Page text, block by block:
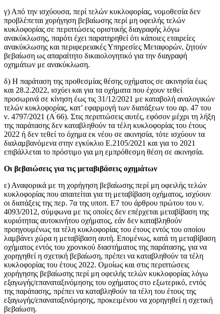
γ) Από την ισχύουσα, περί τελών κυκλοφορίας, νομοθεσία δεν
προβλέπεται χορήγηση βεβαίωσης περί μη οφειλής τελών
κυκλοφορίας σε περιπτώσεις οριστικής διαγραφής λόγω
ανακύκλωσης, παρότι έχει παρατηρηθεί ότι κάποιες εταιρείες
ανακύκλωσης και περιφερειακές Υπηρεσίες Μεταφορών, ζητούν
βεβαίωση ως απαραίτητο δικαιολογητικό για την διαγραφή
οχημάτων με ανακύκλωση.
δ) Η παράταση της προθεσμίας θέσης οχήματος σε ακινησία έως
και 28.2.2022, ισχύει και για τα οχήματα που έχουν τεθεί
προσωρινά σε κίνηση έως τις 31/12/2021 με καταβολή αναλογικών
τελών κυκλοφορίας, κατ’ εφαρμογή των διατάξεων του αρ. 47 του
ν. 4797/2021 (Α ́66). Στις περιπτώσεις αυτές, εφόσον μέχρι τη λήξη
της παράτασης δεν καταβληθούν τα τέλη κυκλοφορίας του έτους
2022 ή δεν τεθεί το όχημα εκ νέου σε ακινησία, τότε ισχύουν τα
διαλαμβανόμενα στην εγκύκλιο Ε.2105/2021 και για το 2021
επιβάλλεται το πρόστιμο για μη εμπρόθεσμη θέση σε ακινησία.
Οι βεβαιώσεις για τις μεταβιβάσεις οχημάτων
ε) Αναφορικά με τη χορήγηση βεβαίωσης περί μη οφειλής τελών
κυκλοφορίας που απαιτείται για τη μεταβίβαση οχήματος, ισχύουν
οι διατάξεις της περ. 7α της υποπ. Ε7 του άρθρου πρώτου του ν.
4093/2012, σύμφωνα με τις οποίες δεν επέρχεται μεταβίβαση της
κυριότητας αυτοκινήτου οχήματος, εάν δεν καταβληθούν
προηγουμένως τα τέλη κυκλοφορίας του έτους εντός του οποίου
λαμβάνει χώρα η μεταβίβαση αυτή. Επομένως, κατά τη μεταβίβαση
οχήματος εντός του χρονικού διαστήματος της παράτασης, για να
χορηγηθεί η σχετική βεβαίωση, πρέπει να καταβληθούν τα τέλη
κυκλοφορίας του έτους 2022. Ομοίως και στις περιπτώσεις
χορήγησης βεβαίωσης περί μη οφειλής τελών κυκλοφορίας λόγω
εξαγωγής/επαναταξινόμησης του οχήματος στο εξωτερικό, εντός
της παράτασης, πρέπει να καταβληθούν τα τέλη του έτους της
εξαγωγής/επαναταξινόμησης, προκειμένου να χορηγηθεί η σχετική
βεβαίωση.